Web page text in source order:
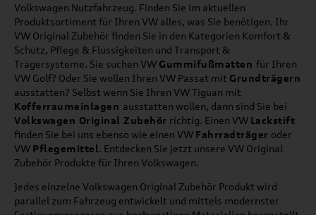
Volkswagen Nutzfahrzeug. Finden Sie im aktuellen
Produktsortiment für Ihren VW alles, was Sie benötigen. Ihr
VW Original Zubehör finden Sie in den Kategorien Komfort &
Schutz, Pflege & Flüssigkeiten und Transport &
Trägersysteme. Sie suchen VW Gummifußmatten für Ihren
VW Golf? Oder Sie wollen Ihren VW Passat mit Grundträgern
ausstatten? Selbst wenn Sie Ihren VW Tiguan mit
Kofferraumeinlagen ausstatten wollen, dann sind Sie bei
Volkswagen Original Zubehör richtig. Einen VW Lackstift
finden Sie bei uns ebenso wie einen VW Fahrradträger oder
VW Pflegemittel. Entdecken Sie jetzt unsere VW Original
Zubehör Produkte für Ihren Volkswagen.
Jedes einzelne Volkswagen Original Zubehör Produkt wird
parallel zum Fahrzeug entwickelt und mittels modernster